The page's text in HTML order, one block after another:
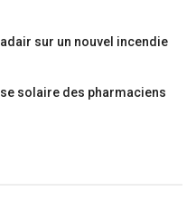
sur un nouvel incendie
solaire des pharmaciens